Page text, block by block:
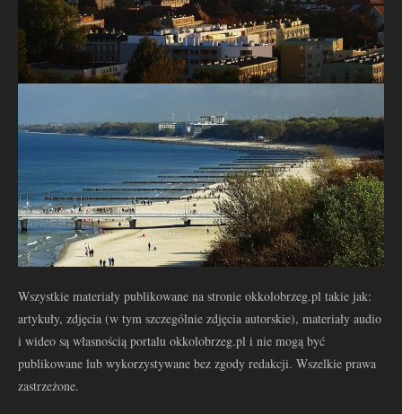
Wszystkie materiały publikowane na stronie okkolobrzeg.pl takie jak:
artykuły, zdjęcia (w tym szczególnie zdjęcia autorskie), materiały audio
i wideo są własnością portalu okkolobrzeg.pl i nie mogą być
publikowane lub wykorzystywane bez zgody redakcji. Wszelkie prawa
zastrzeżone.